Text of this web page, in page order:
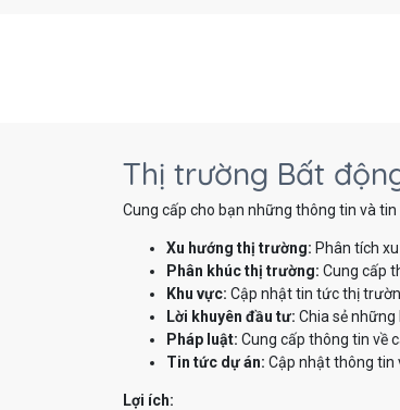
Thị trường Bất
Cung cấp cho bạn những thông tin và
Xu hướng thị trường: Phân tích
Phân khúc thị trường: Cung cấp
Khu vực: Cập nhật tin tức thị
Lời khuyên đầu tư: Chia sẻ
Pháp luật: Cung cấp thông tin về
Tin tức dự án: Cập nhật thông tin
Lợi ích: